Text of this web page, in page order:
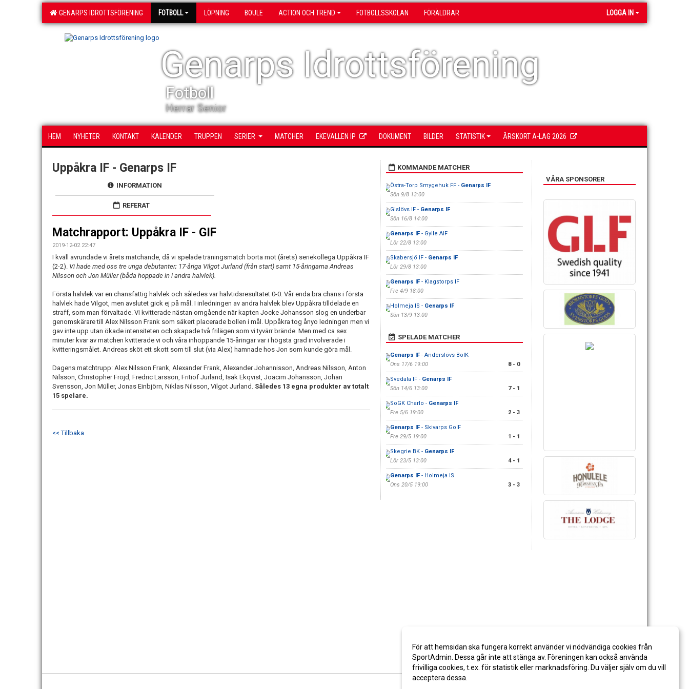
GENARPS IDROTTSFÖRENING FOTBOLL LÖPNING BOULE ACTION OCH TREND FOTBOLLSSKOLAN FÖRÄLDRAR LOGGA IN
Genarps Idrottsförening
Fotboll
Herrar Senior
HEM NYHETER KONTAKT KALENDER TRUPPEN SERIER MATCHER EKEVALLEN IP DOKUMENT BILDER STATISTIK ÅRSKORT A-LAG 2026
Uppåkra IF - Genarps IF
INFORMATION
REFERAT
Matchrapport: Uppåkra IF - GIF
2019-12-02 22:47
I kväll avrundade vi årets matchande, då vi spelade träningsmatch borta mot (årets) seriekollega Uppåkra IF
(2-2). Vi hade med oss tre unga debutanter; 17-åriga Vilgot Jurland (från start) samt 15-åringarna Andreas
Nilsson och Jon Müller (båda hoppade in i andra halvlek).
Första halvlek var en chansfattig halvlek och således var halvtidsresultatet 0-0. Vår enda bra chans i första
halvlek hade Vilgot, men avslutet gick ej på mål. I inledningen av andra halvlek blev Uppåkra tilldelade en
straff, som man förvaltade. Vi kvitterade nästan omgående när kapten Jocke Johansson slog en underbar
genomskärare till Alex Nilsson Frank som säkert placerade bollen i mål. Uppåkra tog ånyo ledningen men vi
gav inte upp utan ökade intensiteten och skapade två frilägen som vi tyvärr brände. Men med ca sex
minuter kvar av matchen kvitterade vi och våra inhoppande 15-åringar var i högsta grad involverade i
kvitteringsmålet. Andreas sköt ett skott som till slut (via Alex) hamnade hos Jon som kunde göra mål.
Dagens matchtrupp: Alex Nilsson Frank, Alexander Frank, Alexander Johannisson, Andreas Nilsson, Anton
Nilsson, Christopher Fröjd, Fredric Larsson, Fritiof Jurland, Isak Ekqvist, Joacim Johansson, Johan
Svensson, Jon Müller, Jonas Einbjörn, Niklas Nilsson, Vilgot Jurland. Således 13 egna produkter av totalt
15 spelare.
<< Tillbaka
KOMMANDE MATCHER
Östra-Torp Smygehuk FF - Genarps IF
Sön 9/8 13:00
Gislövs IF - Genarps IF
Sön 16/8 14:00
Genarps IF- Gylle AIF
Lör 22/8 13:00
Skabersjö IF - Genarps IF
Lör 29/8 13:00
Genarps IF- Klagstorps IF
Fre 4/9 18:00
Holmeja IS - Genarps IF
Sön 13/9 13:00
SPELADE MATCHER
Genarps IF- Anderslövs BoIK
Ons 17/6 19:00
8 - 0
Svedala IF - Genarps IF
Sön 14/6 13:00
7 - 1
SoGK Charlo - Genarps IF
Fre 5/6 19:00
2 - 3
Genarps IF- Skivarps GoIF
Fre 29/5 19:00
1 - 1
Skegrie BK - Genarps IF
Lör 23/5 13:00
4 - 1
Genarps IF- Holmeja IS
Ons 20/5 19:00
3 - 3
VÅRA SPONSORER
För att hemsidan ska fungera korrekt använder vi nödvändiga cookies från
SportAdmin. Dessa går inte att stänga av. Föreningen kan också använda
frivilliga cookies, t.ex. för statistik eller marknadsföring. Du väljer själv om du vill
acceptera dessa.